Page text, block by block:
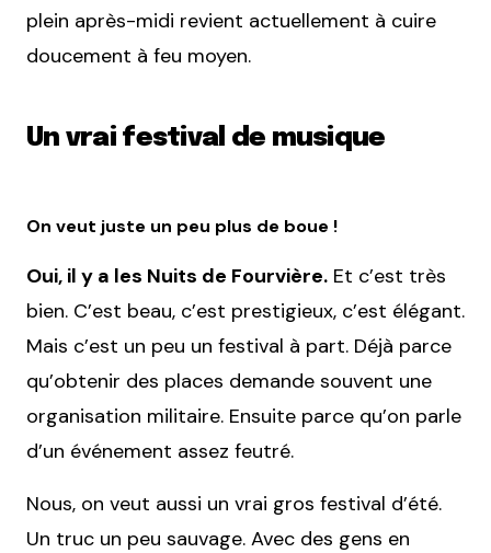
plein après-midi revient actuellement à cuire
doucement à feu moyen.
Un vrai festival de musique
On veut juste un peu plus de boue !
Oui, il y a les Nuits de Fourvière. Et c’est très
bien. C’est beau, c’est prestigieux, c’est élégant.
Mais c’est un peu un festival à part. Déjà parce
qu’obtenir des places demande souvent une
organisation militaire. Ensuite parce qu’on parle
d’un événement assez feutré.
Nous, on veut aussi un vrai gros festival d’été.
Un truc un peu sauvage. Avec des gens en